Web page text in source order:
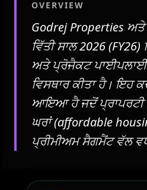
OVERVIEW
Godrej Properties
ਵਿੱਤੀ ਸਾਲ 2026
ਅਤੇ ਪ੍ਰੋਜੈਕਟ
ਵਿਸਥਾਰ ਕੀਤਾ ਹੈ। ਇਹ
ਆਇਆ ਹੈ ਜਦੋਂ ਪ੍ਰਾਪਰਟੀ
ਘਰਾਂ (affordable
ਪ੍ਰੀਮੀਅਮ ਸੈਗਮੈਂਟ ਵੱਲ